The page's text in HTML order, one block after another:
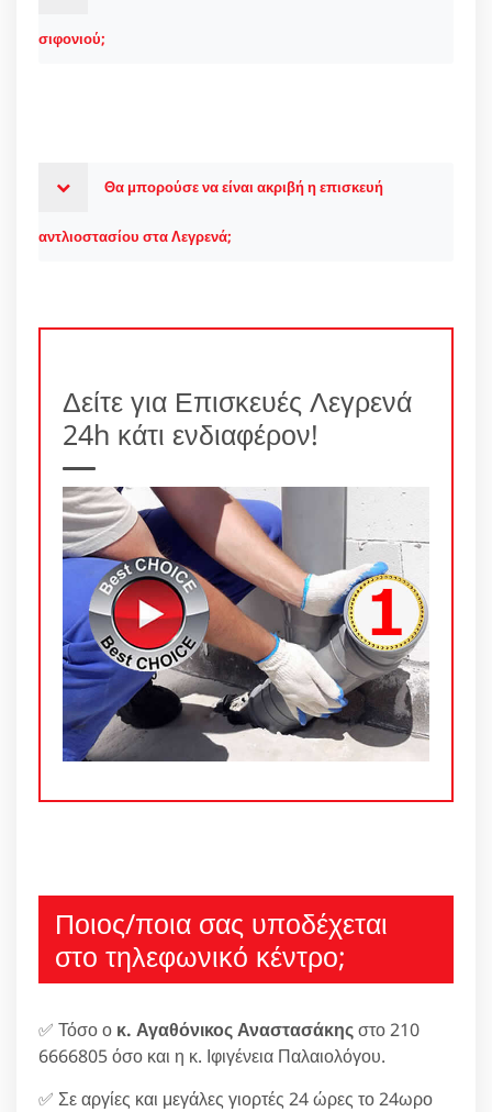
σιφονιού;
Θα μπορούσε να είναι ακριβή η επισκευή
αντλιοστασίου στα Λεγρενά;
Δείτε για Επισκευές Λεγρενά
24h κάτι ενδιαφέρον!
Ποιος/ποια σας υποδέχεται
στο τηλεφωνικό κέντρο;
✅ Τόσο ο κ. Αγαθόνικος Αναστασάκηςστο 210
6666805 όσο και η κ. Ιφιγένεια Παλαιολόγου.
✅ Σε αργίες και μεγάλες γιορτές 24 ώρες το 24ωρο